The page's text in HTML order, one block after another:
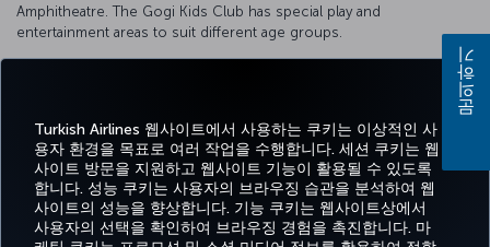
Turkish Airlines 웹사이트에서 사용하는 쿠키는 이상적인 사
용자 환경을 목표로 여러 작업을 수행합니다. 세션 쿠키는 웹
사이트 방문을 지원하고 웹사이트 기능이 활용될 수 있도록
합니다. 성능 쿠키는 사용자의 브라우징 습관을 분석하여 웹
사이트의 성능을 향상합니다. 기능 쿠키는 웹사이트상에서
사용자의 선택을 확인하여 브라우징 경험을 촉진합니다. 마
Amphitheatre. The Gogi Kids Club has special play and
entertainment areas to suit different age groups.
website.
페이스북
트위터인스타그램
유튜브링크드인
틱톡블로그Pinterest
예약
경
특가 및
도
CORPORATE
문의하기